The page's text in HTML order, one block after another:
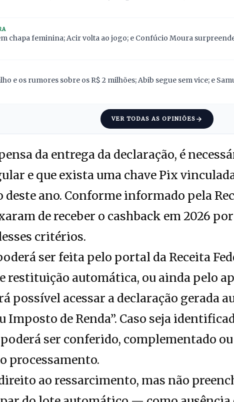
chapa feminina; Acir volta ao jogo; e Confúcio Moura
e os rumores sobre os R$ 2 milhões; Abib segue sem vice; e
VER TODAS AS OPINIÕES
da entrega da declaração, é
e que exista uma chave Pix
deste ano. Conforme informado pela
de receber o cashback em 2026
critérios.
ser feita pelo portal da Receita
restituição automática, ou ainda pelo
possível acessar a declaração gerada
Imposto de Renda”. Caso seja
ser conferido, complementado
processamento.
ao ressarcimento, mas não